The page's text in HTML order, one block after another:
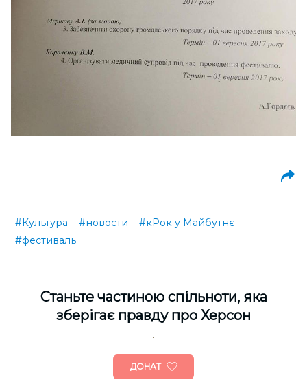
#Культура #новости
#кРок у Майбутнє
#фестиваль
Cтаньте частиною спільноти, яка
зберігає правду про Херсон
ДОНАТ